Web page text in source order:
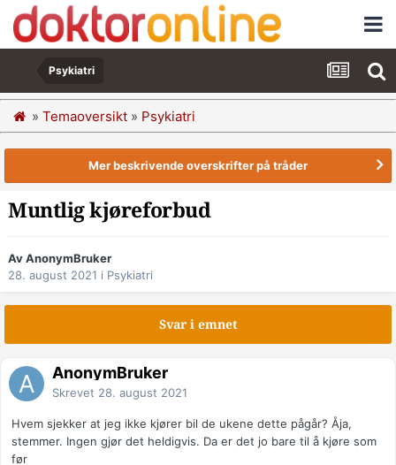
Psykiatri
» Temaoversikt » Psykiatri
Mer beskrivende overskrifter på tråder
Muntlig kjøreforbud
Av AnonymBruker
28. august 2021 i Psykiatri
Svar i emnet
AnonymBruker
Skrevet 28. august 2021
Hvem sjekker at jeg ikke kjører bil de ukene dette pågår? Åja,
stemmer. Ingen gjør det heldigvis. Da er det jo bare til å kjøre som
før